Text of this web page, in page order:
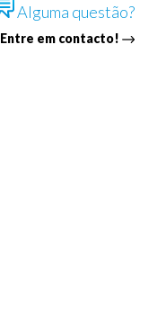
Alguma questão?
Entre em contacto!